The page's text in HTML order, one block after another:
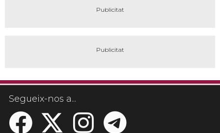
Segueix-nos a...